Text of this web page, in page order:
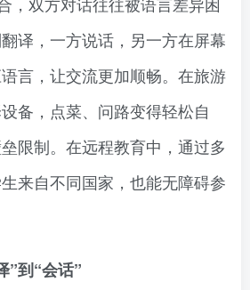
译，一方说话，另一方在屏幕
言，让交流更加顺畅。在旅游
备，点菜、问路变得轻松自
限制。在远程教育中，通过多
来自不同国家，也能无障碍参
”到“会话”